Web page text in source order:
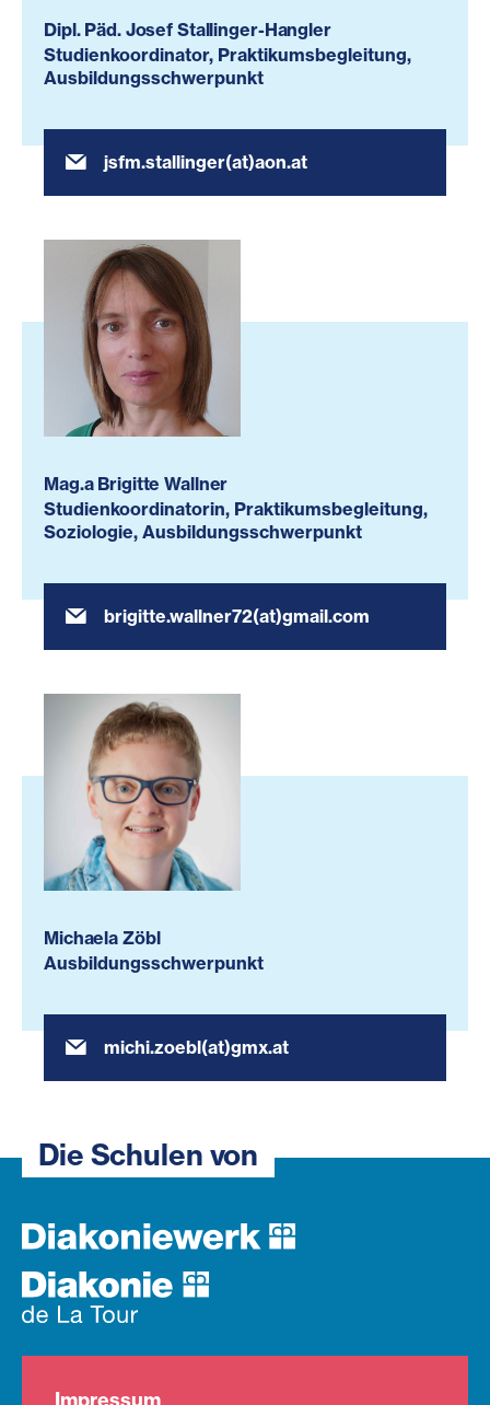
Dipl. Päd. Josef Stallinger-Hangler
Studienkoordinator, Praktikumsbegleitung,
Ausbildungsschwerpunkt
jsfm.stallinger(at)aon.at
Mag.a Brigitte Wallner
Studienkoordinatorin, Praktikumsbegleitung,
Soziologie, Ausbildungsschwerpunkt
brigitte.wallner72(at)gmail.com
Michaela Zöbl
Ausbildungsschwerpunkt
michi.zoebl(at)gmx.at
Die Schulen von